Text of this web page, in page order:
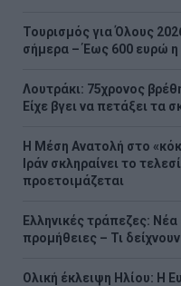
Τουρισμός για Όλους
σήμερα – Έως 600 ευρώ η
Λουτράκι: 75χρονος
Είχε βγει να πετάξει τα
Η Μέση Ανατολή στο
Ιράν σκληραίνει το
προετοιμάζεται
Ελληνικές τράπεζες:
προμήθειες – Τι
Ολική έκλειψη Ηλίου: Η